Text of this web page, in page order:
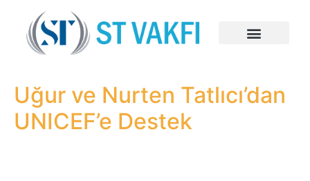
Uğur ve Nurten Tatlıcı’dan
UNICEF’e Destek